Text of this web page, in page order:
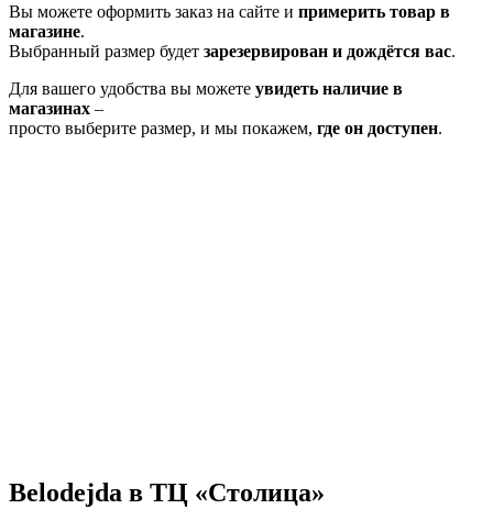
Вы можете оформить заказ на сайте и примерить товар в
магазине.
Выбранный размер будет зарезервирован и дождётся вас.
Для вашего удобства вы можете увидеть наличие в
магазинах –
просто выберите размер, и мы покажем, где он доступен.
Belodejda в ТЦ «Столица»